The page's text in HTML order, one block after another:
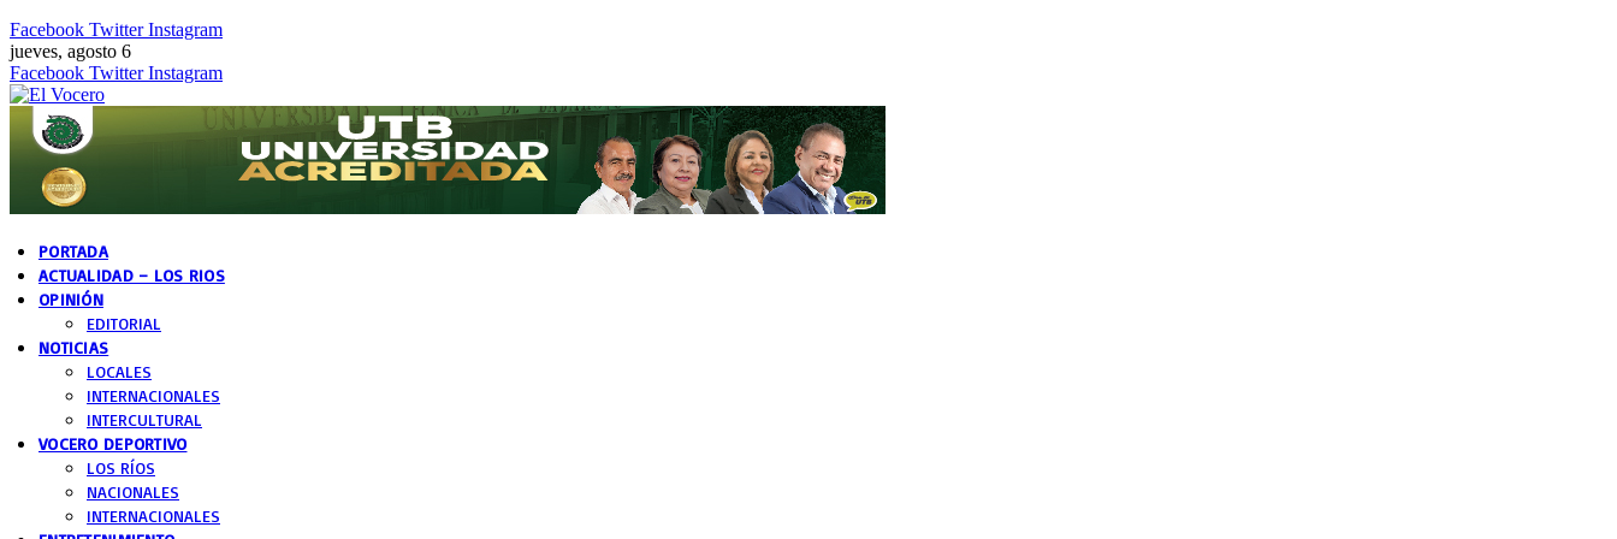
Facebook Twitter Instagram
jueves, agosto 6
Facebook Twitter Instagram
PORTADA
ACTUALIDAD – LOS RIOS
OPINIÓN
EDITORIAL
NOTICIAS
LOCALES
INTERNACIONALES
INTERCULTURAL
VOCERO DEPORTIVO
LOS RÍOS
NACIONALES
INTERNACIONALES